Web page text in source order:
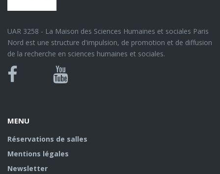
UAR 3258 - La Maison des Sciences Humaines et sociales Paris
Nord est une structure d'impulsion, de promotion et de diffusion
de la recherche en sciences humaines et sociales.
Bluesky
Canal
MENU
Réservations de salles
Mentions légales
Newsletter